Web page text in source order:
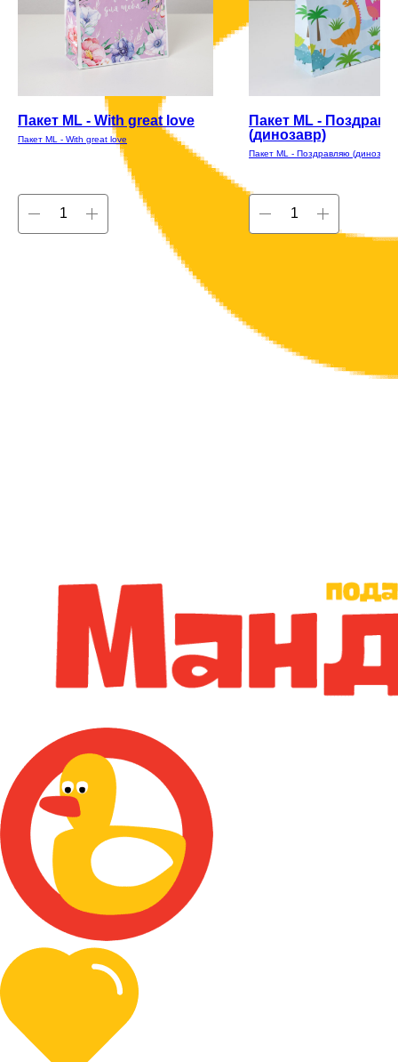
Пакет ML - With great love
Пакет ML - With great love
Пакет ML -
(динозавр)
Пакет ML - Поздравляю (динозавр)